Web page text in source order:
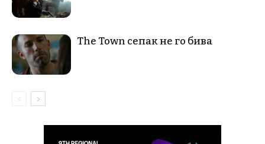
The Town сепак не го бива